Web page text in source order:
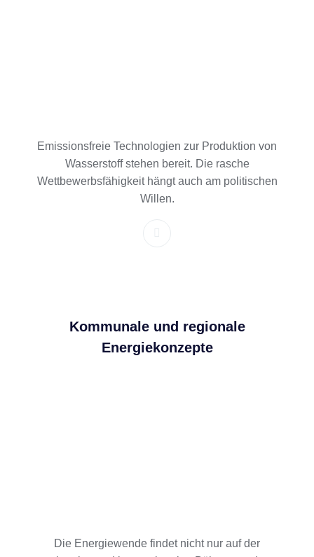
Emissionsfreie Technologien zur Produktion von
Wasserstoff stehen bereit. Die rasche
Wettbewerbsfähigkeit hängt auch am politischen
Willen.
Kommunale und regionale
Energiekonzepte
Die Energiewende findet nicht nur auf der